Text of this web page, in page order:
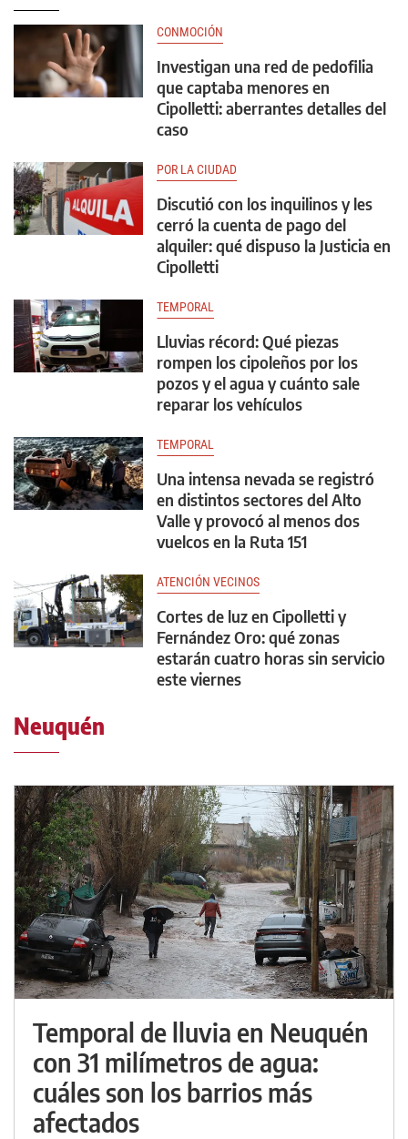
CONMOCIÓN
Investigan una red de pedofilia
que captaba menores en
Cipolletti: aberrantes detalles del
caso
POR LA CIUDAD
Discutió con los inquilinos y les
cerró la cuenta de pago del
alquiler: qué dispuso la Justicia en
Cipolletti
TEMPORAL
Lluvias récord: Qué piezas
rompen los cipoleños por los
pozos y el agua y cuánto sale
reparar los vehículos
TEMPORAL
Una intensa nevada se registró
en distintos sectores del Alto
Valle y provocó al menos dos
vuelcos en la Ruta 151
ATENCIÓN VECINOS
Cortes de luz en Cipolletti y
Fernández Oro: qué zonas
estarán cuatro horas sin servicio
este viernes
Neuquén
Temporal de lluvia en Neuquén
con 31 milímetros de agua:
cuáles son los barrios más
afectados